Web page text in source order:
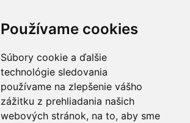
Používame cookies
Súbory cookie a ďalšie
technológie sledovania
používame na zlepšenie vášho
zážitku z prehliadania našich
webových stránok, na to, aby sme